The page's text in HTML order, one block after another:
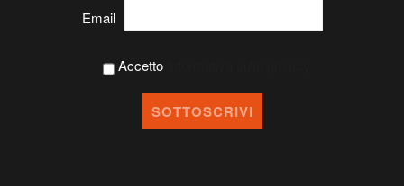
Email
Accetto